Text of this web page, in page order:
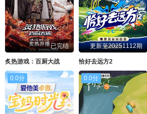
已完结
炙热游戏：百厨大战
更新至20251112期
恰好去远方2
0.0分 0.0分